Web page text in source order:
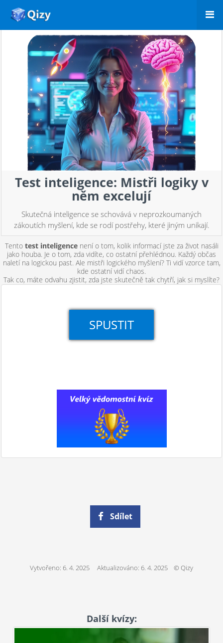
Test inteligence: Mistři logiky v
něm excelují
Skutečná inteligence se schovává v neprozkoumaných
zákoutích myšlení, kde se rodí postřehy, které jiným unikají.
Tento test inteligencenení o tom, kolik informací jste za život nasáli
jako houba. Je o tom, zda vidíte, co ostatní přehlédnou. Každý občas
naletí na logickou past. Ale mistři logického myšlení? Ti vidí vzorce tam,
kde ostatní vidí chaos.
Tak co, máte odvahu zjistit, zda jste skutečně tak chytří, jak si myslíte?
SPUSTIT
Sdílet
Vytvořeno: 6. 4. 2025 Aktualizováno: 6. 4. 2025 © Qizy
Další kvízy: